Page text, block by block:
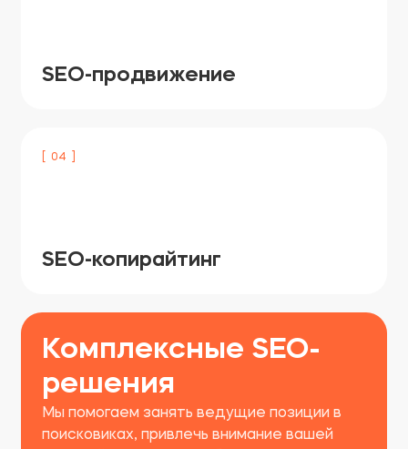
SEO-продвижение
[ 04 ]
SEO-копирайтинг
Комплексные SEO-
решения
Мы помогаем занять ведущие позиции в
поисковиках, привлечь внимание вашей